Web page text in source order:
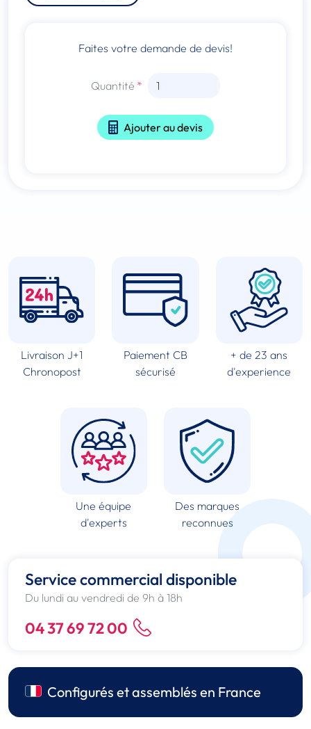
Faites votre demande de devis!
Quantité
Ajouter au devis
Livraison J+1
Chronopost
Paiement CB
sécurisé
+ de 23 ans
d'experience
Une équipe
d'experts
Des marques
reconnues
Service commercial disponible
Du lundi au vendredi de 9h à 18h
04 37 69 72 00
Configurés et assemblés en France